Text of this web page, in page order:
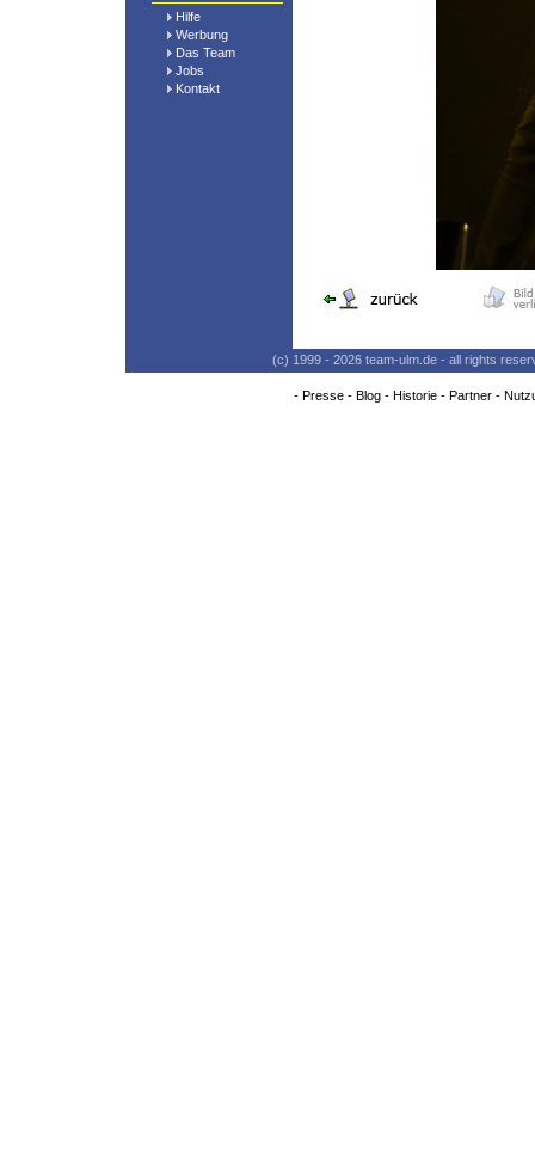
Hilfe
Werbung
Das Team
Jobs
Kontakt
(c) 1999 - 2026 team-ulm.de - all rights
- Presse- Blog- Historie- Partner-